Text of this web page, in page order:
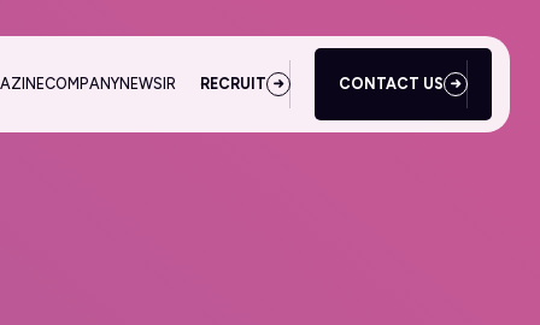
COMPANYNEWS IR RECRUIT CONTACT US